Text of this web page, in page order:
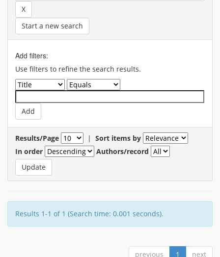
Start a new search
Add filters:
Use filters to refine the search results.
Results/Page | Sort items by
In order
Authors/record
Results 1-1 of 1 (Search time: 0.001 seconds).
previous 1 next